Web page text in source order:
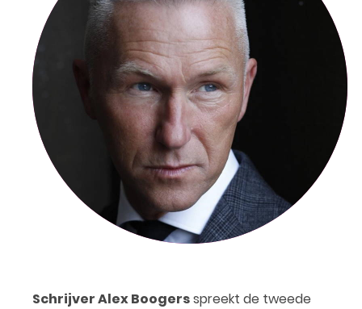
Schrijver Alex Boogersspreekt de tweede